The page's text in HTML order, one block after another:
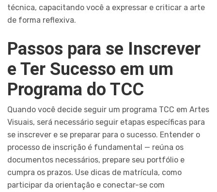
técnica, capacitando você a expressar e criticar a arte
de forma reflexiva.
Passos para se Inscrever
e Ter Sucesso em um
Programa do TCC
Quando você decide seguir um programa TCC em Artes
Visuais, será necessário seguir etapas específicas para
se inscrever e se preparar para o sucesso. Entender o
processo de inscrição é fundamental — reúna os
documentos necessários, prepare seu portfólio e
cumpra os prazos. Use dicas de matrícula, como
participar da orientação e conectar-se com